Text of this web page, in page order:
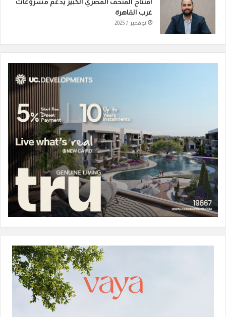
غرب القاهرة
نوفمبر 1, 2025